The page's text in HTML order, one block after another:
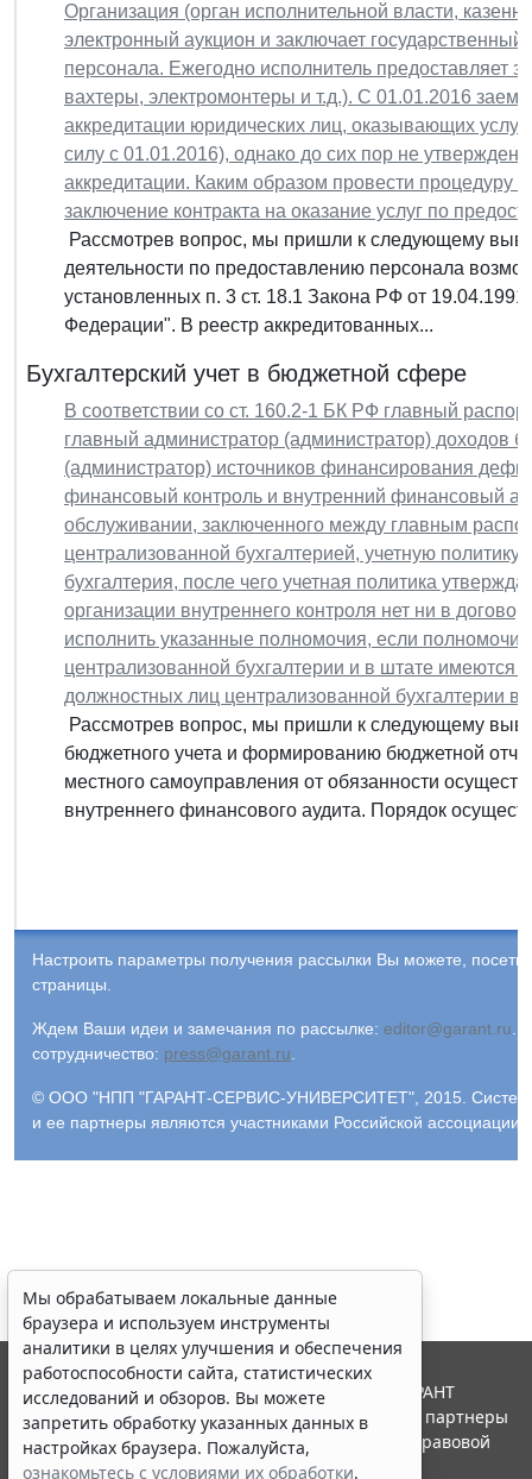
Организация (орган исполнительной власти,
электронный аукцион и заключает
персонала. Ежегодно исполнитель предоставляет
вахтеры, электромонтеры и т.д.). С 01.01.2016
аккредитации юридических лиц, оказывающих
силу с 01.01.2016), однако до сих пор не
аккредитации. Каким образом провести процедуру
заключение контракта на оказание услуг по
Рассмотрев вопрос, мы пришли к следующему
деятельности по предоставлению персонала
установленных п. 3 ст. 18.1 Закона РФ от
Федерации". В реестр аккредитованных...
Бухгалтерский учет в бюджетной сфере
В соответствии со ст. 160.2-1 БК РФ главный
главный администратор (администратор) доходов
(администратор) источников финансирования
финансовый контроль и внутренний финансовый
обслуживании, заключенного между главным
централизованной бухгалтерией, учетную
бухгалтерия, после чего учетная политика
организации внутреннего контроля нет ни в
исполнить указанные полномочия, если
централизованной бухгалтерии и в штате имеются
должностных лиц централизованной бухгалтерии в
Рассмотрев вопрос, мы пришли к следующему
бюджетного учета и формированию бюджетной
местного самоуправления от обязанности
внутреннего финансового аудита. Порядок
Настроить параметры получения рассылки Вы можете,
страницы.
Ждем Ваши идеи и замечания по рассылке: editor@garant.ru
сотрудничество: press@garant.ru
© ООО "НПП "ГАРАНТ-СЕРВИС-УНИВЕРСИТЕТ", 2015. Система
и ее партнеры являются участниками Российской
Мы обрабатываем локальные данные
браузера и используем инструменты
аналитики в целях улучшения и обеспечения
работоспособности сайта, статистических
исследований и обзоров. Вы можете
запретить обработку указанных данных в
настройках браузера. Пожалуйста,
ознакомьтесь с условиями их обработки.
© ООО "НПП "ГАРАНТ-СЕРВИС", 2026. Система ГАРАНТ
выпускается с 1990 года. Компания "Гарант" и ее партнеры
являются участниками Российской ассоциации правовой
информации ГАРАНТ.